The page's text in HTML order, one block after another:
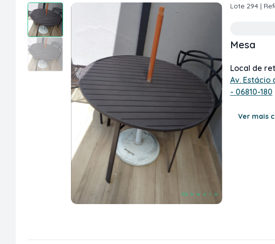
Lote 294|
Mesa
Local de
Av. Estácio
- 06810-180
Ver mais